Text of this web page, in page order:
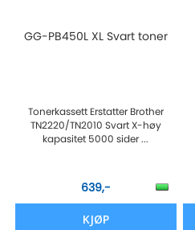
GG-PB450L XL Svart toner
Tonerkassett Erstatter Brother
TN2220/TN2010 Svart X-høy
kapasitet 5000 sider ...
639,-
KJØP